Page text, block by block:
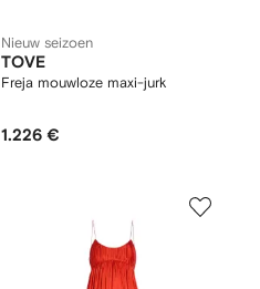
Nieuw seizoen
TOVE
Freja mouwloze maxi-jurk
1.226 €